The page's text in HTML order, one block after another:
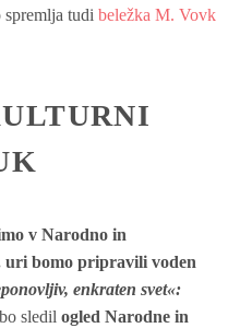
spremlja tudi beležka M. Vovk
v Narodno in
uri bomo pripravili voden
enkraten svet«:
sledil ogled Narodne in